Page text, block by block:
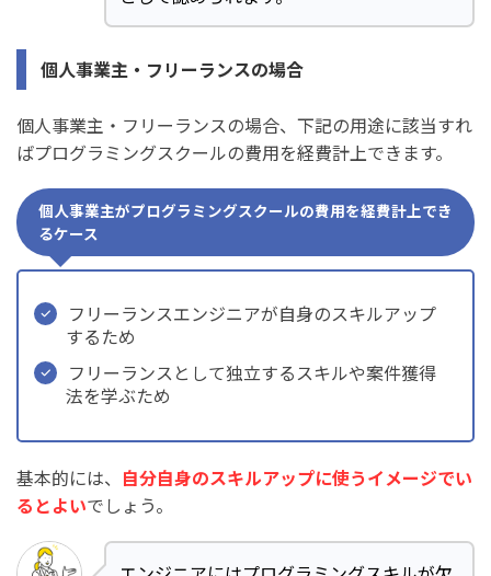
個人事業主・フリーランスの場合
個人事業主・フリーランスの場合、下記の用途に該当すれ
ばプログラミングスクールの費用を経費計上できます。
個人事業主がプログラミングスクールの費用を経費計上でき
るケース
フリーランスエンジニアが自身のスキルアップ
するため
フリーランスとして独立するスキルや案件獲得
法を学ぶため
基本的には、 自分自身のスキルアップに使うイメージでい
るとよいでしょう。